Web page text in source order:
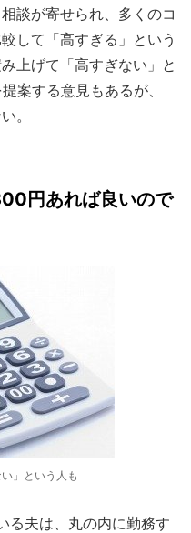
談が寄せられ、多くのコ
して「高すぎる」という
上げて「高すぎない」と
案する意見もあるが、
。
円あれば良いので
」という人も
る夫は、丸の内に勤務す